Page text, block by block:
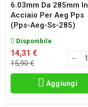
6.03mm Da 285mm In
Acciaio Per Aeg Pps
(pps-Aeg-Ss-285)
Disponibile
14,31 €
15,90 €
Aggiungi